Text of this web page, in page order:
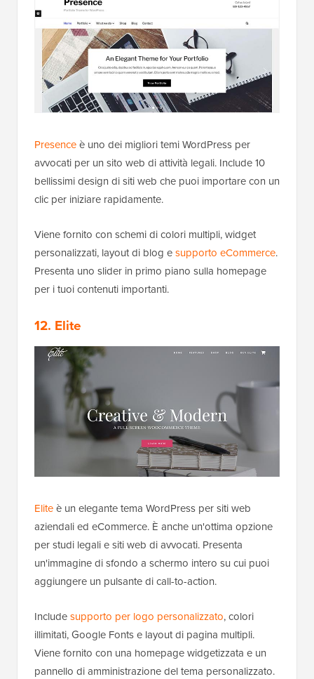
Presenceè uno dei migliori temi WordPress per
avvocati per un sito web di attività legali. Include 10
bellissimi design di siti web che puoi importare con un
clic per iniziare rapidamente.
Viene fornito con schemi di colori multipli, widget
personalizzati, layout di blog esupporto eCommerce.
Presenta uno slider in primo piano sulla homepage
per i tuoi contenuti importanti.
12. Elite
Eliteè un elegante tema WordPress per siti web
aziendali ed eCommerce. È anche un'ottima opzione
per studi legali e siti web di avvocati. Presenta
un'immagine di sfondo a schermo intero su cui puoi
aggiungere un pulsante di call-to-action.
Includesupporto per logo personalizzato, colori
illimitati, Google Fonts e layout di pagina multipli.
Viene fornito con una homepage widgetizzata e un
pannello di amministrazione del tema personalizzato.